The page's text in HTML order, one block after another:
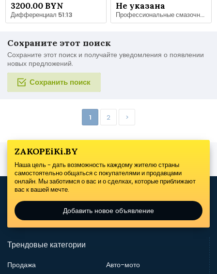
3200.00 BYN
Дифференциал 51:13
Не указана
Профессиональные смазочные материалы для ДВС и трансмиссий — AllOil.by
Сохраните этот поиск
Сохраните этот поиск и получайте уведомления о появлении
новых предложений.
Сохранить поиск
1 2 >
ZAKOPEiKi.BY
Наша цель - дать возможность каждому жителю страны
самостоятельно общаться с покупателями и продавцами
онлайн. Мы заботимся о вас и о сделках, которые приближают
вас к вашей мечте.
Добавить новое объявление
Трендовые категории
Продажа
Авто-мото